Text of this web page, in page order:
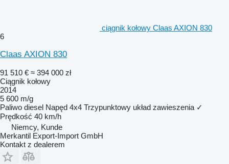
ciągnik kołowy Claas AXION 830
6
Claas AXION 830
91 510 € ≈ 394 000 zł
Ciągnik kołowy
2014
5 600 m/g
Paliwo diesel Napęd 4x4 Trzypunktowy układ zawieszenia ✓
Prędkość 40 km/h
Niemcy, Kunde
Merkantil Export-Import GmbH
Kontakt z dealerem